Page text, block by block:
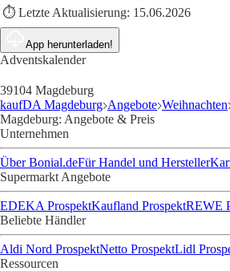
⏱️ Letzte Aktualisierung: 15.06.2026
App herunterladen!
Adventskalender
39104 Magdeburg
kaufDA Magdeburg Angebote Weihnachten
Magdeburg: Angebote & Preis
Unternehmen
Über Bonial.deFür Handel und Hersteller
Supermarkt Angebote
EDEKA ProspektKaufland ProspektREWE
Beliebte Händler
Aldi Nord ProspektNetto ProspektLidl
Ressourcen